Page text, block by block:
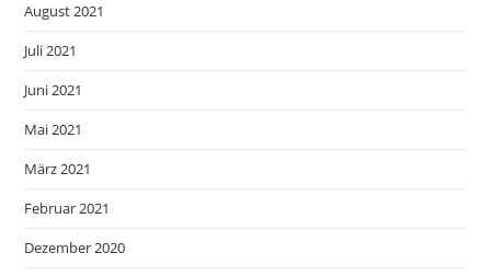
August 2021
Juli 2021
Juni 2021
Mai 2021
März 2021
Februar 2021
Dezember 2020